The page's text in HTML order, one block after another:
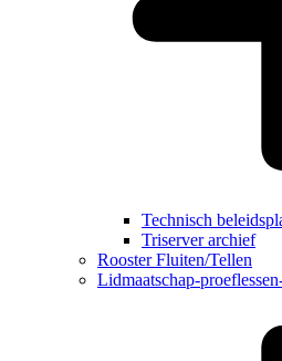
Technisch
Triserver archief
Rooster Fluiten/Tellen
Lidmaatschap-